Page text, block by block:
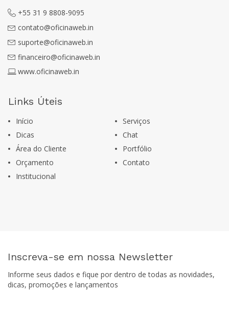
+55 31 9 8808-9095
contato@oficinaweb.in
suporte@oficinaweb.in
financeiro@oficinaweb.in
www.oficinaweb.in
Links Úteis
Início
Serviços
Dicas
Chat
Área do Cliente
Portfólio
Orçamento
Contato
Institucional
Inscreva-se em nossa Newsletter
Informe seus dados e fique por dentro de todas as novidades,
dicas, promoções e lançamentos